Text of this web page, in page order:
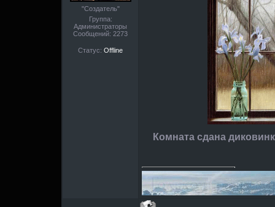
"Создатель"
Группа:
Администраторы
Сообщений: 2273
Статус: Offline
Комната сдана